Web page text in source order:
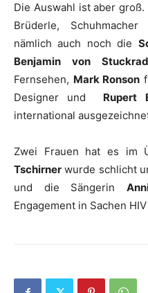
Die Auswahl ist aber
Brüderle, Schuhmacher
nämlich auch noch die
Benjamin von
Fernsehen, Mark Ronson
Designer und Rupert
international
Zwei Frauen hat es im
Tschirner wurde schlicht
und die Sängerin
Engagement in Sachen